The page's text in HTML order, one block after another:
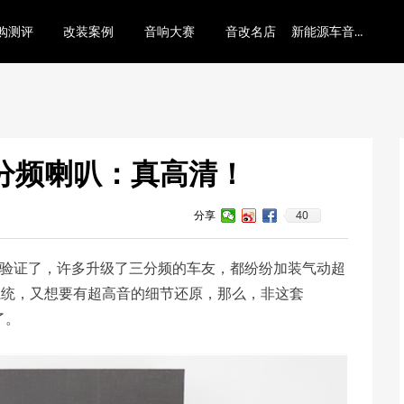
测评 改装案例 音响大赛 音改名店 新能源车音响底层逻辑
喇叭：真高清！
证了，许多升级了三分频的车友，都纷纷加装气动超
，又想要有超高音的细节还原，那么，非这套
分享 40